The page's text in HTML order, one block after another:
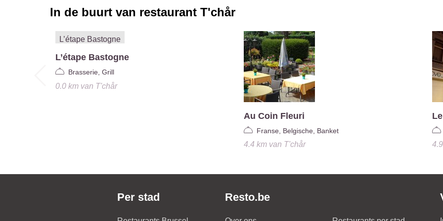
In de buurt van restaurant T'chår
L’étape Bastogne
Brasserie, Grill
0.0 kmvan T'chår
Au Coin Fleuri
Franse, Belgische, Banket
4.4 kmvan T'chår
Per stad Resto.be